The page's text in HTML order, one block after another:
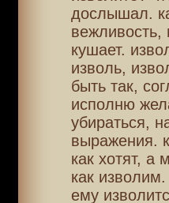
дослышал.
вежливость,
кушает.
изволь,
быть так,
исполню
убираться,
выражения.
как хотят, а
как
ему